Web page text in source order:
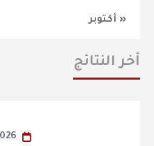
« أكتوبر
أخر النتائج